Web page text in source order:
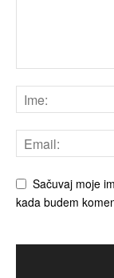
Sačuvaj moje
kada budem